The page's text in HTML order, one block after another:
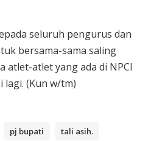
seluruh pengurus dan
bersama-sama saling
atlet-atlet yang ada di NPCI
(Kun w/tm)
pj bupati tali asih.